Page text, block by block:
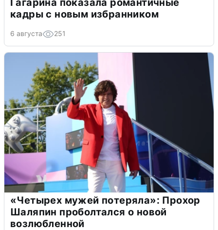
кадры с новым избранником
6 августа 251
«Четырех мужей потеряла»: Прохор
Шаляпин проболтался о новой
возлюбленной